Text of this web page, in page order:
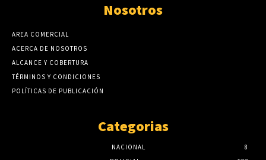
Nosotros
AREA COMERCIAL
ACERCA DE NOSOTROS
ALCANCE Y COBERTURA
TÉRMINOS Y CONDICIONES
POLÍTICAS DE PUBLICACIÓN
Categorias
NACIONAL
8